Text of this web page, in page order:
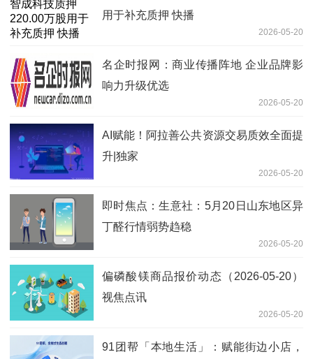
用于补充质押 快播
2026-05-20
名企时报网：商业传播阵地 企业品牌影
响力升级优选
2026-05-20
AI赋能！阿拉善公共资源交易质效全面提
升|独家
2026-05-20
即时焦点：生意社：5月20日山东地区异
丁醛行情弱势趋稳
2026-05-20
偏磷酸镁商品报价动态（2026-05-20）
视焦点讯
2026-05-20
91团帮「本地生活」：赋能街边小店，